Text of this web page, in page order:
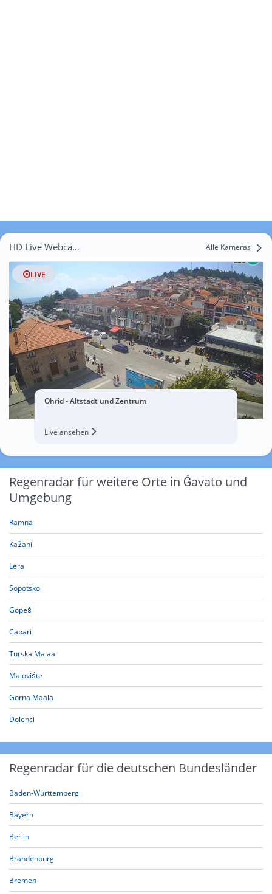
HD Live Webcams Ǵavato Alle Kameras
LIVE
Ohrid - Altstadt und Zentrum
Live ansehen
Regenradar für weitere Orte in Ǵavato und
Umgebung
Ramna
Kažani
Lera
Sopotsko
Gopeš
Capari
Turska Malaa
Malovište
Gorna Maala
Dolenci
Regenradar für die deutschen Bundesländer
Baden-Württemberg
Bayern
Berlin
Brandenburg
Bremen